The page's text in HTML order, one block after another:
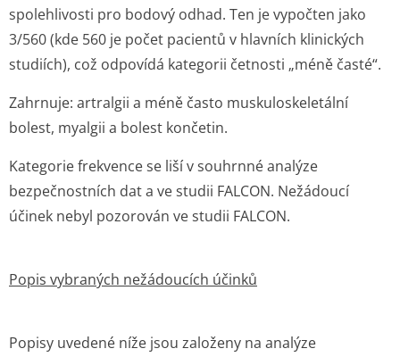
spolehlivosti pro bodový odhad. Ten je vypočten jako
3/560 (kde 560 je počet pacientů v hlavních klinických
studiích), což odpovídá kategorii četnosti „méně časté“.
Zahrnuje: artralgii a méně často muskuloskeletální
bolest, myalgii a bolest končetin.
Kategorie frekvence se liší v souhrnné analýze
bezpečnostních dat a ve studii FALCON. Nežádoucí
účinek nebyl pozorován ve studii FALCON.
Popis vybraných nežádoucích účinků
Popisy uvedené níže jsou založeny na analýze